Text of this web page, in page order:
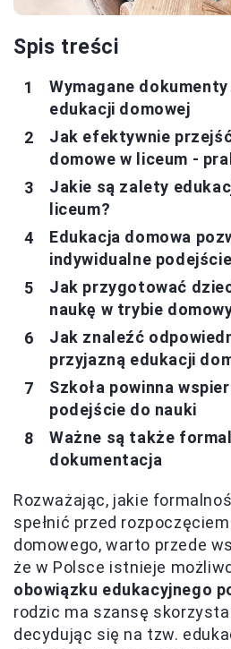
Spis treści
Wymagane
edukacji domowej
Jak efektywnie
domowe w liceum -
Jakie są zalety
liceum?
Edukacja domowa
indywidualne
Jak przygotować
naukę w trybie
Jak znaleźć
przyjazną edukacji
Szkoła powinna
podejście do nauki
Ważne są także
dokumentacja
Rozważając, jakie
spełnić przed
domowego, warto przede
że w Polsce istnieje
obowiązku edukacyjnego
rodzic ma szansę
decydując się na tzw.